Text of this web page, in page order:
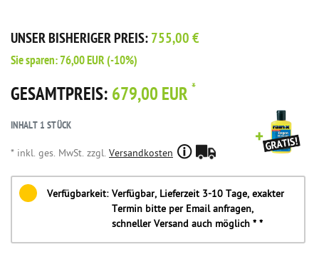
UNSER BISHERIGER PREIS:755,00 €
Sie sparen:76,00 EUR(-10%)
GESAMTPREIS: 679,00 EUR *
INHALT 1STÜCK
* inkl. ges. MwSt. zzgl. Versandkosten
Verfügbarkeit: Verfügbar, Lieferzeit 3-10 Tage, exakter
Termin bitte per Email anfragen,
schneller Versand auch möglich * *